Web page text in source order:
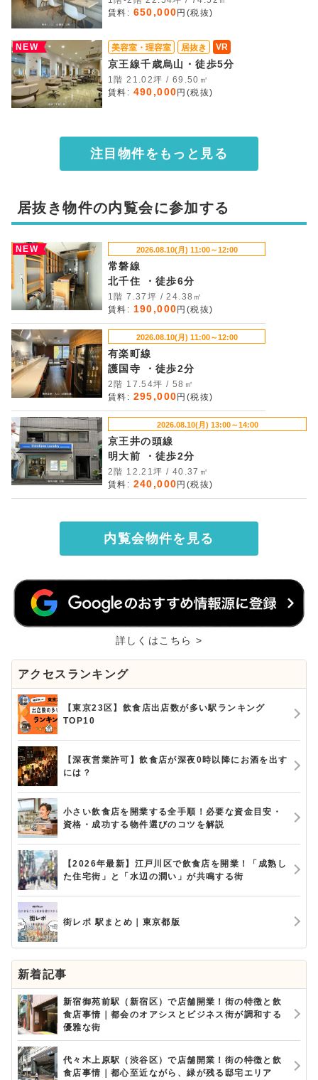
賃料: 650,000 円(税抜)
NEW 美容室・理容室 居抜き VR
京王線千歳烏山・徒歩5分
1階 21.02坪 / 69.50㎡
賃料: 490,000 円(税抜)
注目物件をもっと見る
居抜き物件の内覧会に参加する
NEW 2026.08.10(月) 11:00～12:00
常磐線
北千住 ・徒歩6分
1階 7.37坪 / 24.38㎡
賃料: 190,000 円(税抜)
2026.08.10(月) 11:00～12:00
有楽町線
護国寺 ・徒歩2分
2階 17.54坪 / 58㎡
賃料: 295,000 円(税抜)
2026.08.10(月) 13:00～14:00
京王井の頭線
明大前 ・徒歩2分
2階 12.21坪 / 40.37㎡
賃料: 240,000 円(税抜)
内覧会物件を見る
詳しくはこちら >
アクセスランキング
【東京23区】飲食店出店数が多い駅ランキング
TOP10
【深夜営業許可】飲食店が深夜0時以降にお酒を出す
には？
小さい飲食店を開業する全手順！必要な資金目安・
資格・成功する物件選びのコツを解説
【2026年最新】江戸川区で飲食店を開業！「成熟し
た住宅街」と「水辺の潤い」が共鳴する街
街レポ 駅まとめ｜東京都版
新着記事
新宿御苑前駅（新宿区）で店舗開業！街の特徴と飲
食店事情｜都会のオアシスとビジネス街が調和する
優雅な街
代々木上原駅（渋谷区）で店舗開業！街の特徴と飲
食店事情｜都心至近ながら、緑が残る邸宅エリア